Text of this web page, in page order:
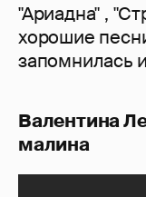
"Ариадна" ,
хорошие
запомнилась
Валентина
малина